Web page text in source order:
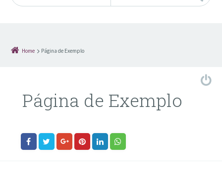
Home Página de Exemplo
Página de Exemplo